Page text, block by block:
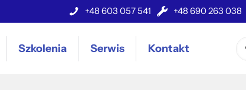
+48 603 057 541 +48 690 263 038
Szkolenia Serwis Kontakt